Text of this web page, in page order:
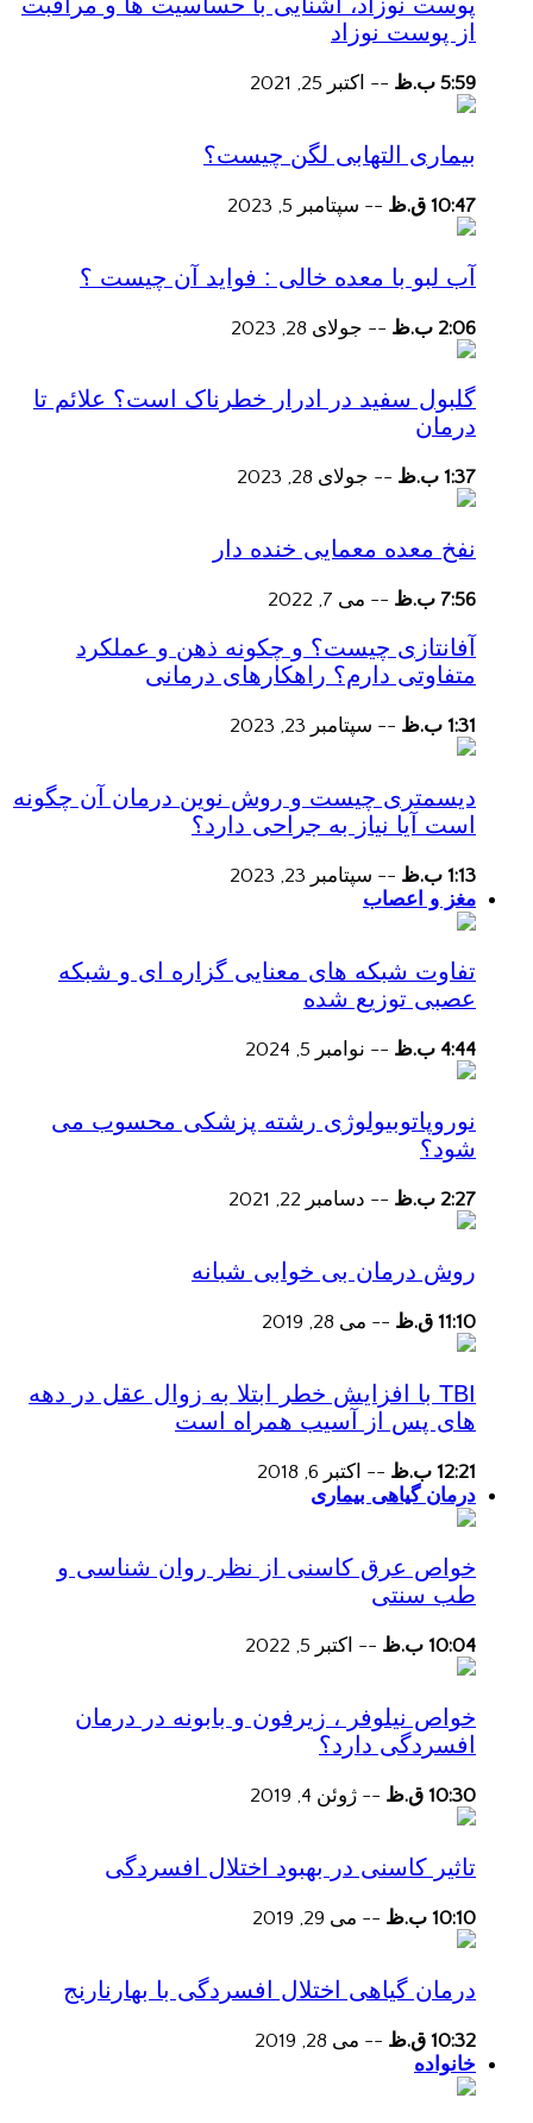
از پوست نوزاد
5:59 ب.ظ -- اکتبر 25, 2021
بیماری التهابی لگن چیست؟
10:47 ق.ظ -- سپتامبر 5, 2023
آب لبو با معده خالی : فواید آن چیست ؟
2:06 ب.ظ -- جولای 28, 2023
گلبول سفید در ادرار خطرناک است؟ علائم تا
درمان
1:37 ب.ظ -- جولای 28, 2023
نفخ معده معمایی خنده دار
7:56 ب.ظ -- می 7, 2022
آفانتازی چیست؟ و چکونه ذهن و عملکرد
متفاوتی دارم؟ راهکارهای درمانی
1:31 ب.ظ -- سپتامبر 23, 2023
دیسمتری چیست و روش نوین درمان آن چگونه
است آیا نیاز به جراحی دارد؟
1:13 ب.ظ -- سپتامبر 23, 2023
مغز و اعصاب
تفاوت شبکه های معنایی گزاره ای و شبکه
عصبی توزیع شده
4:44 ب.ظ -- نوامبر 5, 2024
نوروپاتوبیولوژی رشته پزشکی محسوب می
شود؟
2:27 ب.ظ -- دسامبر 22, 2021
روش درمان بی خوابی شبانه
11:10 ق.ظ -- می 28, 2019
TBI با افزایش خطر ابتلا به زوال عقل در دهه
های پس از آسیب همراه است
12:21 ب.ظ -- اکتبر 6, 2018
درمان گیاهی بیماری
خواص عرق کاسنی از نظر روان شناسی و
طب سنتی
10:04 ب.ظ -- اکتبر 5, 2022
خواص نیلوفر ، زیرفون و بابونه در درمان
افسردگی دارد؟
10:30 ق.ظ -- ژوئن 4, 2019
تاثیر کاسنی در بهبود اختلال افسردگی
10:10 ب.ظ -- می 29, 2019
درمان گیاهی اختلال افسردگی با بهارنارنج
10:32 ق.ظ -- می 28, 2019
خانواده